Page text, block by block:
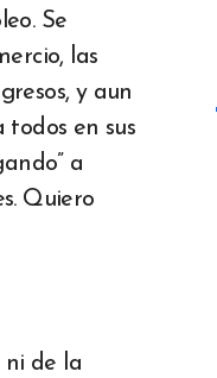
Se
las
y aun
todos en sus
a
Quiero
ni de la